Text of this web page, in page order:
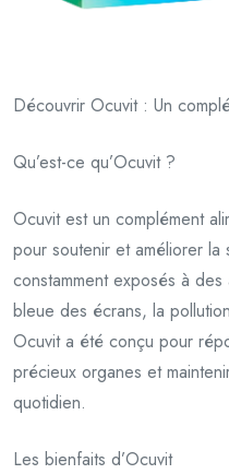
Découvrir Ocuvit : Un
Qu’est-ce qu’Ocuvit ?
Ocuvit est un complément
pour soutenir et améliorer
constamment exposés à
bleue des écrans, la
Ocuvit a été conçu pour
précieux organes et
quotidien.
Les bienfaits d’Ocuvit